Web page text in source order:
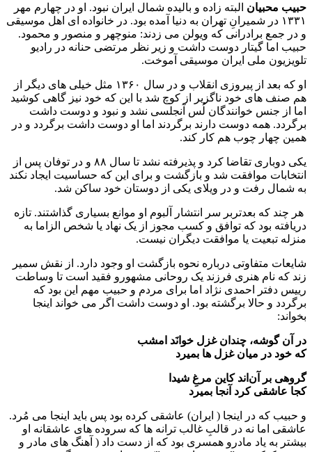
حبیب محبیان البته زاده و بالیده شمال ایران نبود. او در چهارم مهر
۱۳۳۱ در شمیرانِ تهران به دنیا آمده بود. در خانواده ای اهل موسیقی
و در جمع برادرانی که ویولن می زدند: منوچهر و منصور و محمود.
حبیب اما گیتار دوست داشت و زیر نظر مرتضی حنانه در رادیو
تلویزیون ملی ایران موسیقی آموخت.
او که بعد از پیروزی انقلاب و در سال ۱۳۶۰ مثل خیلی های دیگر از
هم صنف های خود ناگزیر از کوچ شد با این که خود نیز گاهی کوشید
اما از جنس خوانندگان لُس آنجلسی نشد و نبود و دوست داشت
برگردد. همه دوست دارند برگردند اما او دوست داشت برگردد و در
همین چهار چوب هم کار کند.
یکی دوباری تقاضا کرد و پذیرفته نشد تا سال ۸۸ و در توفان پس از
انتخابات موافقت شد و بازگشت و برای این که حساسیت ایجاد نکند
به شمال رفت و در ویلای یکی از دوستان خود ساکن شد.
هر چند که بعدتربر سر انتشار آلبوم او موانع بسیاری گذاشتند. تازه
دریافته بود که توافق و کسب مجوز از یک نهاد یا شخص الزاما به
منزله تبعیت یا موافقت دیگران نیست‌.
شایعات متفاوتی درباره نحوه بازگشت او وجود دارد. از نقش سمیر
زند که نام هنری فرزند یک روحانی مشهورو فقید است تا وساطت
رییس دفتر احمدی نژاد اما برای مردم و حبیب مهم این بود که
برگردد و حالا برگشته بود. او دوست داشت اگر می خواند اینجا
بخواند:
در آن گوشه، چندان غزل خوانَد امشب
که خود در میان غزل ها بمیرد
گروهی بر آن‌اند کاین مرغِ شیدا
کجا عاشقی کرد آنجا بمیرد
و حبیب که در اینجا ( ایران) عاشقی کرده بود پس باید اینجا می مُرد.
عاشقی اما نه در قالبِ غالب ترانه ها که سروده های عاشقانه او
بیشتر به یاد مادرو همسری بود که از دست داد ( آهنگ های مادر و